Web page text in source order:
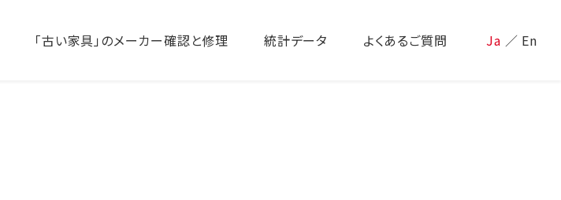
「古い家具」のメーカー確認と修理 統計データ よくあるご質問 Ja ／ En